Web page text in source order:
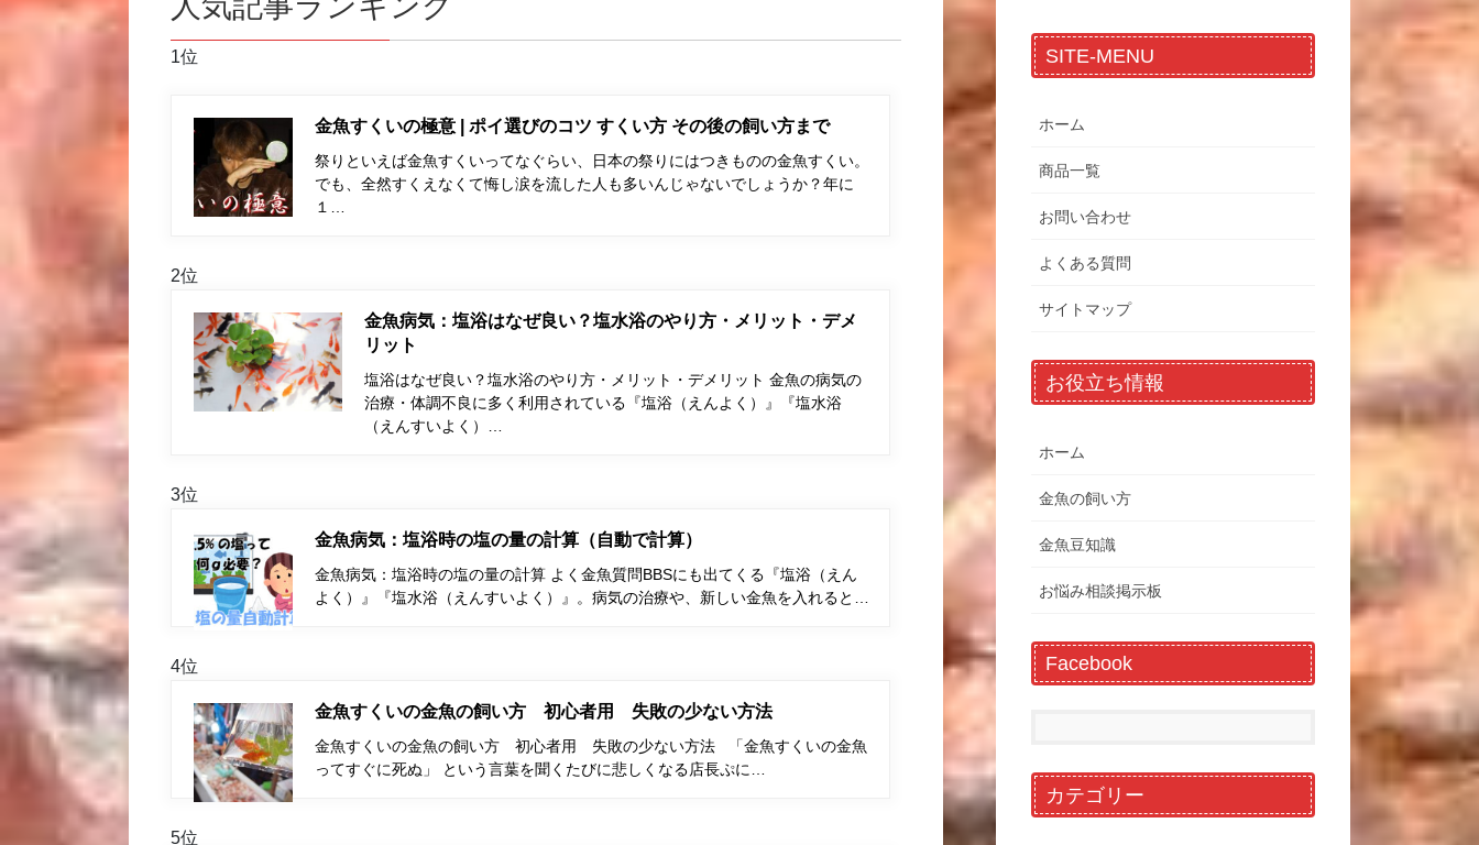
1位
金魚すくいの極意 | ポイ選びのコツ すくい方 その後の飼い方まで
祭りといえば金魚すくいってなぐらい、日本の祭りにはつきものの金魚すくい。
でも、全然すくえなくて悔し涙を流した人も多いんじゃないでしょうか？年に
１…
2位
金魚病気：塩浴はなぜ良い？塩水浴のやり方・メリット・デメ
リット
塩浴はなぜ良い？塩水浴のやり方・メリット・デメリット 金魚の病気の
治療・体調不良に多く利用されている『塩浴（えんよく）』『塩水浴
（えんすいよく）…
3位
金魚病気：塩浴時の塩の量の計算（自動で計算）
金魚病気：塩浴時の塩の量の計算 よく金魚質問BBSにも出てくる『塩浴（えん
よく）』『塩水浴（えんすいよく）』。病気の治療や、新しい金魚を入れると…
4位
金魚すくいの金魚の飼い方 初心者用 失敗の少ない方法
金魚すくいの金魚の飼い方 初心者用 失敗の少ない方法 「金魚すくいの金魚
ってすぐに死ぬ」 という言葉を聞くたびに悲しくなる店長ぷに…
5位
SITE-MENU
ホーム
商品一覧
お問い合わせ
よくある質問
サイトマップ
お役立ち情報
ホーム
金魚の飼い方
金魚豆知識
お悩み相談掲示板
Facebook
カテゴリー